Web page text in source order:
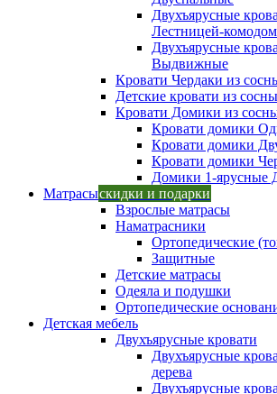
Двухъярусные
Лестницей-комодом
Двухъярусные
Выдвижные
Кровати Чердаки из
Детские кровати из сосны
Кровати Домики из
Кровати домики
Кровати домики
Кровати домики
Домики 1-ярусные
Матрасыскидки и подарки
Взрослые матрасы
Наматрасники
Ортопедические
Защитные
Детские матрасы
Одеяла и подушки
Ортопедические
Детская мебель
Двухъярусные кровати
Двухъярусные
дерева
Двухъярусные